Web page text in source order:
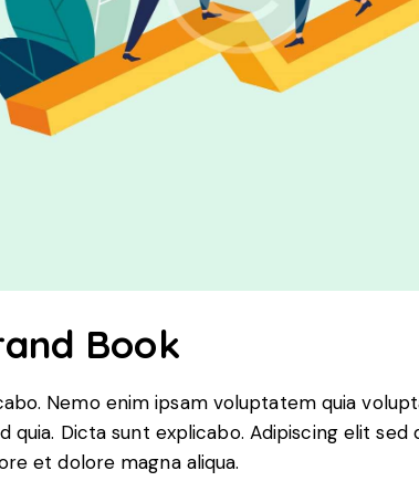
Book
Nemo enim ipsam voluptatem quia
quia. Dicta sunt explicabo. Adipiscing elit
et dolore magna aliqua.